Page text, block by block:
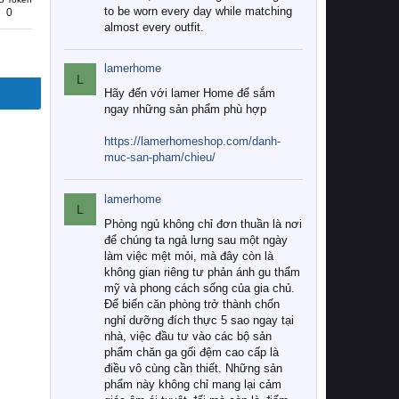
0
to be worn every day while matching
almost every outfit.
L
lamerhome
Hãy đến với lamer Home để sắm
ngay những sản phẩm phù hợp
https://lamerhomeshop.com/danh-
muc-san-pham/chieu/
L
lamerhome
Phòng ngủ không chỉ đơn thuần là nơi
để chúng ta ngả lưng sau một ngày
làm việc mệt mỏi, mà đây còn là
không gian riêng tư phản ánh gu thẩm
mỹ và phong cách sống của gia chủ.
Để biến căn phòng trở thành chốn
nghỉ dưỡng đích thực 5 sao ngay tại
nhà, việc đầu tư vào các bộ sản
phẩm chăn ga gối đệm cao cấp là
điều vô cùng cần thiết. Những sản
phẩm này không chỉ mang lại cảm